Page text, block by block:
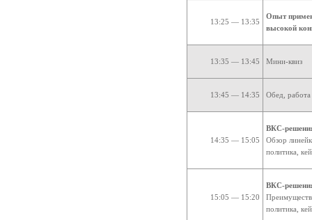
13:25 — 13:35
Опыт
высокой
13:35 — 13:45 Мини-квиз
13:45 — 14:35 Обед,
14:35 — 15:05
ВКС-
Обзор
политика,
15:05 — 15:20
ВКС-
политика,